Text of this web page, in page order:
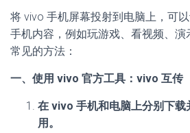
将 vivo 手机屏幕投射到电脑上，可
手机内容，例如玩游戏、看视频、
常见的方法：
一、使用 vivo 官方工具：vivo 互传
在 vivo 手机和电脑上分别下载
用。